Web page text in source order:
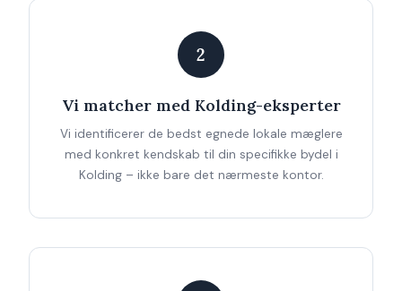
2
Vi matcher med Kolding-eksperter
Vi identificerer de bedst egnede lokale mæglere
med konkret kendskab til din specifikke bydel i
Kolding – ikke bare det nærmeste kontor.